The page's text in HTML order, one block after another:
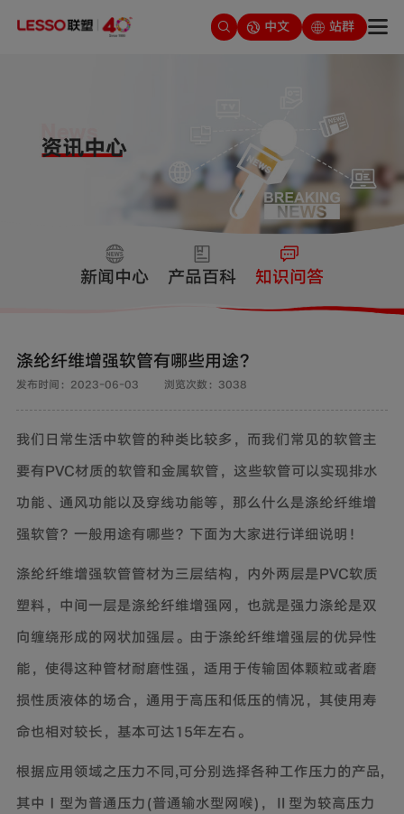
中文 站群
新闻中心 产品百科 知识问答
涤纶纤维增强软管有哪些用途？
发布时间：2023-06-03 浏览次数：3038
我们日常生活中软管的种类比较多，而我们常见的软管主
要有PVC材质的软管和金属软管，这些软管可以实现排水
功能、通风功能以及穿线功能等，那么什么是涤纶纤维增
强软管？一般用途有哪些？下面为大家进行详细说明！
涤纶纤维增强软管管材为三层结构，内外两层是PVC软质
塑料，中间一层是涤纶纤维增强网，也就是强力涤纶是双
向缠绕形成的网状加强层。 由于涤纶纤维增强层的优异性
能，使得这种管材耐磨性强，适用于传输固体颗粒或者磨
损性质液体的场合，通用于高压和低压的情况，其使用寿
命也相对较长，基本可达15年左右。
根据应用领域之压力不同,可分别选择各种工作压力的产品,
其中 Ⅰ 型为普通压力(普通输水型网喉) ， Ⅱ 型为较高压力